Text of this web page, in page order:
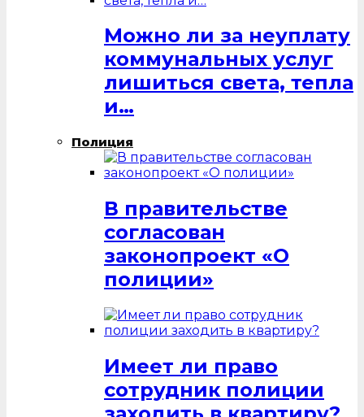
Можно ли за неуплату
коммунальных услуг
лишиться света, тепла
и…
Полиция
В правительстве
согласован
законопроект «О
полиции»
Имеет ли право
сотрудник полиции